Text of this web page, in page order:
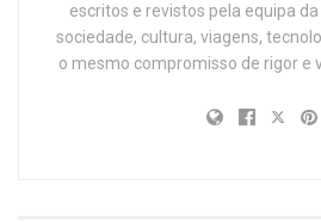
escritos e revistos pela equipa
sociedade, cultura, viagens,
o mesmo compromisso de rigor e